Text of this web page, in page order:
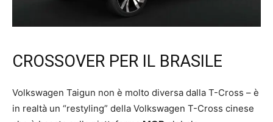
CROSSOVER PER IL BRASILE
Volkswagen Taigun non è molto diversa dalla T-Cross – è
in realtà un “restyling” della Volkswagen T-Cross cinese